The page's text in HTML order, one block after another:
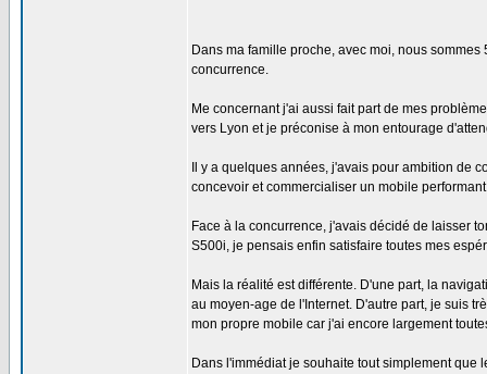
Dans ma famille proche, avec moi, nous
concurrence.
Me concernant j'ai aussi fait part de mes
vers Lyon et je préconise à mon entourage
Il y a quelques années, j'avais pour ambition de
concevoir et commercialiser un mobile
Face à la concurrence, j'avais décidé de laisser
S500i, je pensais enfin satisfaire toutes mes
Mais la réalité est différente. D'une part, la
au moyen-age de l'Internet. D'autre part, je suis
mon propre mobile car j'ai encore largement
Dans l'immédiat je souhaite tout simplement